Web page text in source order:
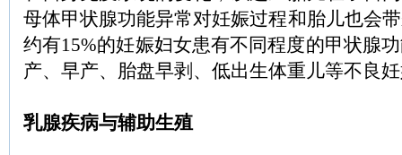
母体甲状腺功能异常对妊娠过程和胎儿也会
约有15%的妊娠妇女患有不同程度的甲状腺
产、早产、胎盘早剥、低出生体重儿等不良
乳腺疾病与辅助生殖